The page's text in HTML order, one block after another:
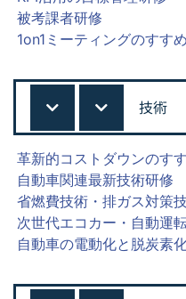
被考課者研修
1on1ミーティングのすす
技術
革新的コストダウンのす
自動車関連最新技術研修
省燃費技術・排ガス対策
次世代エコカー・自動運
自動車の電動化と脱炭素